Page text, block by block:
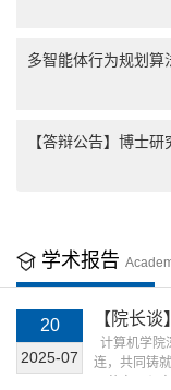
多智能体行为规划算
【答辩公告】博士
学术报告
20
2025-07
【院长
机学院
计算机学院
连，共同铸